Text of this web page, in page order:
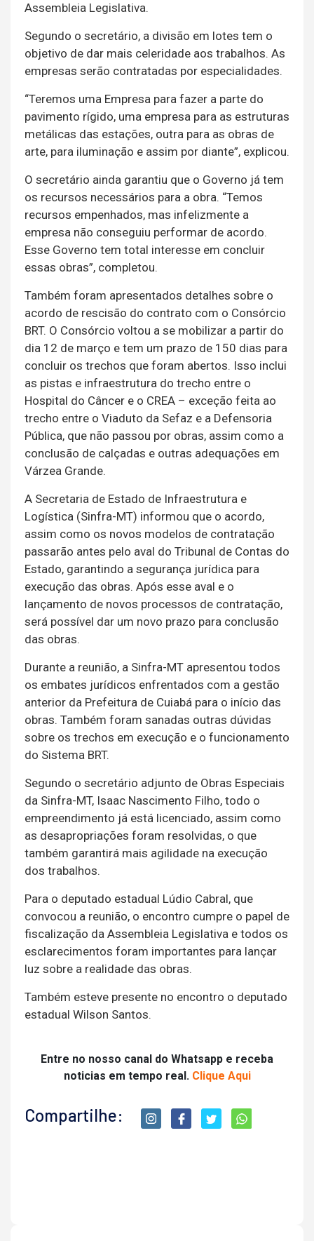
Assembleia Legislativa.
Segundo o secretário, a divisão em lotes tem o
objetivo de dar mais celeridade aos trabalhos. As
empresas serão contratadas por especialidades.
“Teremos uma Empresa para fazer a parte do
pavimento rígido, uma empresa para as estruturas
metálicas das estações, outra para as obras de
arte, para iluminação e assim por diante”, explicou.
O secretário ainda garantiu que o Governo já tem
os recursos necessários para a obra. “Temos
recursos empenhados, mas infelizmente a
empresa não conseguiu performar de acordo.
Esse Governo tem total interesse em concluir
essas obras”, completou.
Também foram apresentados detalhes sobre o
acordo de rescisão do contrato com o Consórcio
BRT. O Consórcio voltou a se mobilizar a partir do
dia 12 de março e tem um prazo de 150 dias para
concluir os trechos que foram abertos. Isso inclui
as pistas e infraestrutura do trecho entre o
Hospital do Câncer e o CREA – exceção feita ao
trecho entre o Viaduto da Sefaz e a Defensoria
Pública, que não passou por obras, assim como a
conclusão de calçadas e outras adequações em
Várzea Grande.
A Secretaria de Estado de Infraestrutura e
Logística (Sinfra-MT) informou que o acordo,
assim como os novos modelos de contratação
passarão antes pelo aval do Tribunal de Contas do
Estado, garantindo a segurança jurídica para
execução das obras. Após esse aval e o
lançamento de novos processos de contratação,
será possível dar um novo prazo para conclusão
das obras.
Durante a reunião, a Sinfra-MT apresentou todos
os embates jurídicos enfrentados com a gestão
anterior da Prefeitura de Cuiabá para o início das
obras. Também foram sanadas outras dúvidas
sobre os trechos em execução e o funcionamento
do Sistema BRT.
Segundo o secretário adjunto de Obras Especiais
da Sinfra-MT, Isaac Nascimento Filho, todo o
empreendimento já está licenciado, assim como
as desapropriações foram resolvidas, o que
também garantirá mais agilidade na execução
dos trabalhos.
Para o deputado estadual Lúdio Cabral, que
convocou a reunião, o encontro cumpre o papel de
fiscalização da Assembleia Legislativa e todos os
esclarecimentos foram importantes para lançar
luz sobre a realidade das obras.
Também esteve presente no encontro o deputado
estadual Wilson Santos.
Entre no nosso canal do Whatsapp e receba
noticias em tempo real. Clique Aqui
Compartilhe: